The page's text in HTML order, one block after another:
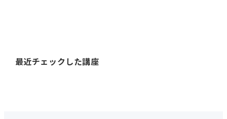
最近チェックした講座